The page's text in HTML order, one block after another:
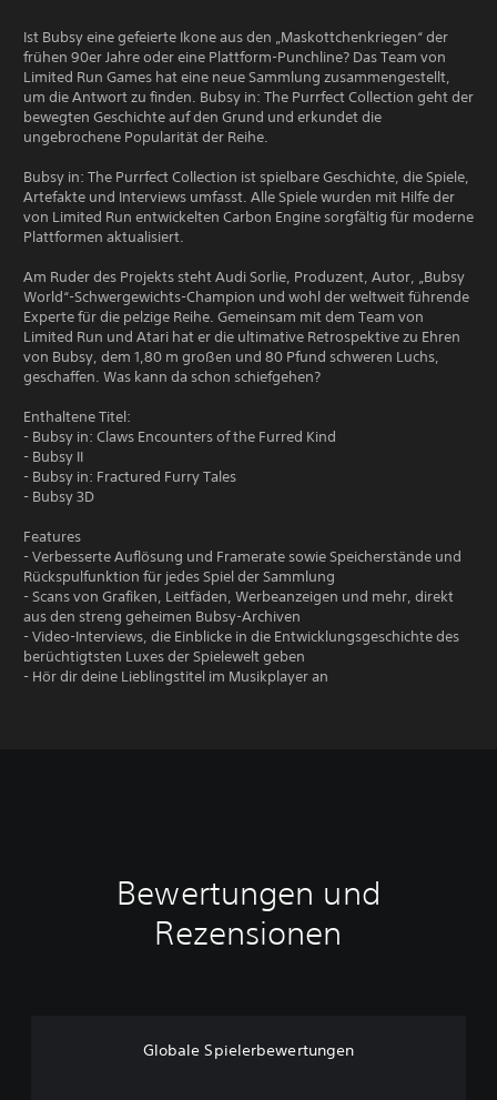
Ist Bubsy eine gefeierte Ikone aus den „Maskottchenkriegen“ der
frühen 90er Jahre oder eine Plattform-Punchline? Das Team von
Limited Run Games hat eine neue Sammlung zusammengestellt,
um die Antwort zu finden. Bubsy in: The Purrfect Collection geht der
bewegten Geschichte auf den Grund und erkundet die
ungebrochene Popularität der Reihe.
Bubsy in: The Purrfect Collection ist spielbare Geschichte, die Spiele,
Artefakte und Interviews umfasst. Alle Spiele wurden mit Hilfe der
von Limited Run entwickelten Carbon Engine sorgfältig für moderne
Plattformen aktualisiert.
Am Ruder des Projekts steht Audi Sorlie, Produzent, Autor, „Bubsy
World“-Schwergewichts-Champion und wohl der weltweit führende
Experte für die pelzige Reihe. Gemeinsam mit dem Team von
Limited Run und Atari hat er die ultimative Retrospektive zu Ehren
von Bubsy, dem 1,80 m großen und 80 Pfund schweren Luchs,
geschaffen. Was kann da schon schiefgehen?
Enthaltene Titel:
- Bubsy in: Claws Encounters of the Furred Kind
- Bubsy II
- Bubsy in: Fractured Furry Tales
- Bubsy 3D
Features
- Verbesserte Auflösung und Framerate sowie Speicherstände und
Rückspulfunktion für jedes Spiel der Sammlung
- Scans von Grafiken, Leitfäden, Werbeanzeigen und mehr, direkt
aus den streng geheimen Bubsy-Archiven
- Video-Interviews, die Einblicke in die Entwicklungsgeschichte des
berüchtigtsten Luxes der Spielewelt geben
- Hör dir deine Lieblingstitel im Musikplayer an
Bewertungen und
Rezensionen
Globale Spielerbewertungen